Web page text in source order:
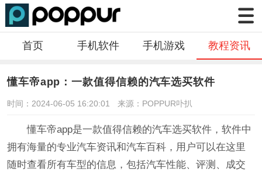
首页 手机软件 手机游戏 教程资讯
懂车帝app：一款值得信赖的汽车选买软件
时间：2024-06-05 16:20:01 来源：POPPUR卟扒
懂车帝app是一款值得信赖的汽车选买软件，软件中
拥有海量的专业汽车资讯和汽车百科，用户可以在这里
随时查看所有车型的信息，包括汽车性能、评测、成交